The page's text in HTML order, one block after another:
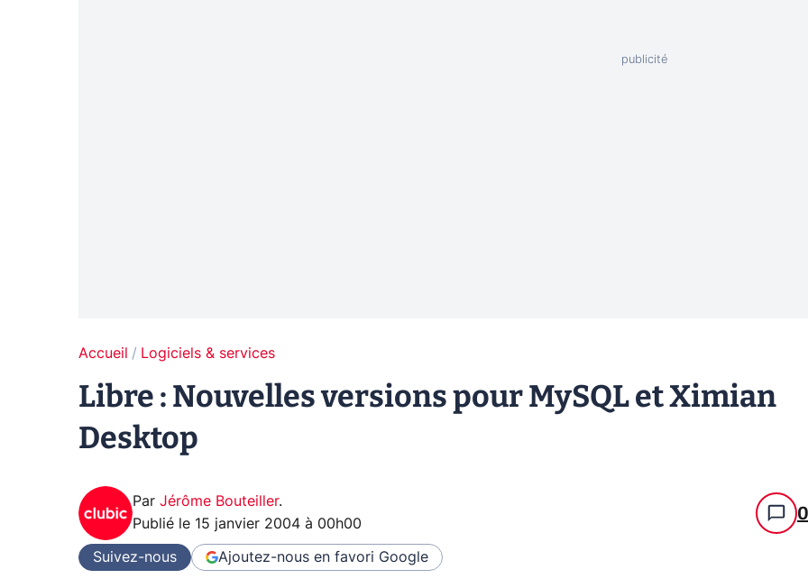
Accueil Logiciels & services
Libre : Nouvelles versions pour MySQL et Ximian
Desktop
Par Jérôme Bouteiller.
Publié le 15 janvier 2004 à 00h00 0
Suivez-nous Ajoutez-nous en favori Google